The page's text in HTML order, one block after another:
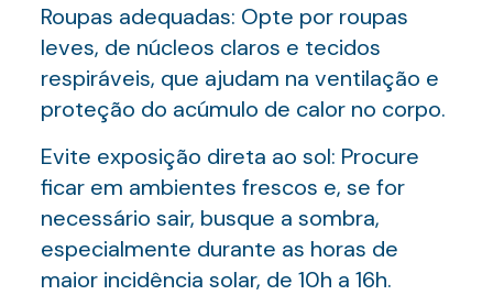
Roupas adequadas: Opte por roupas
leves, de núcleos claros e tecidos
respiráveis, que ajudam na ventilação e
proteção do acúmulo de calor no corpo.
Evite exposição direta ao sol: Procure
ficar em ambientes frescos e, se for
necessário sair, busque a sombra,
especialmente durante as horas de
maior incidência solar, de 10h a 16h.